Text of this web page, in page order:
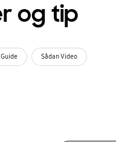
og tip
Sådan Video